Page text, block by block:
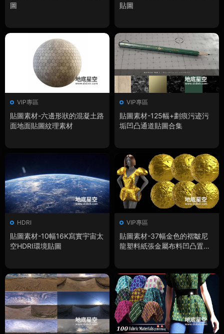
圖
貼圖
VIP專區
貼圖素材-六邊形狀的混凝土路
面地面貼圖紋理素材
VIP專區
貼圖素材-125幅+劃痕污迹污
垢凹凸通道貼圖合集
HDRI
貼圖素材-10幅16K寫實宇宙太
空HDRI環境貼圖
VIP專區
貼圖素材-37幅金色的褶皺尼
龍塑料紙張金屬布料凹凸置換